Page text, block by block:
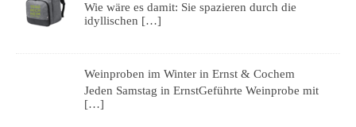
Wie wäre es damit: Sie spazieren durch die
idyllischen […]
Weinproben im Winter in Ernst & Cochem
Jeden Samstag in ErnstGeführte Weinprobe mit
[…]